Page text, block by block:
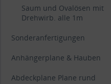
Saum und Ovalösen mit
Drehwirb. alle 1m
Sonderanfertigungen
Anhängerplane & Hauben
Abdeckplane Plane rund